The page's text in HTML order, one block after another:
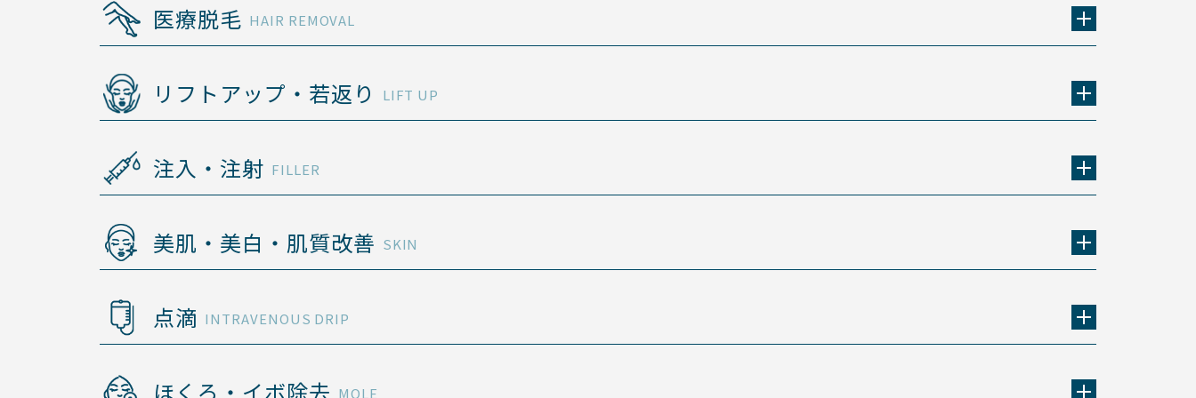
医療脱毛 HAIR REMOVAL
リフトアップ・若返り LIFT UP
注入・注射 FILLER
美肌・美白・肌質改善 SKIN
点滴 INTRAVENOUS DRIP
ほくろ・イボ除去 MOLE